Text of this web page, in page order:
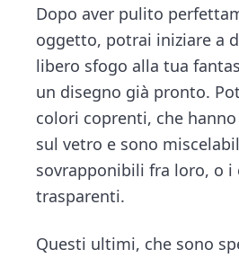
Dopo aver pulito
oggetto, potrai iniziare a
libero sfogo alla tua
un disegno già pronto.
colori coprenti, che
sul vetro e sono
sovrapponibili fra loro, o i
trasparenti.
Questi ultimi, che sono